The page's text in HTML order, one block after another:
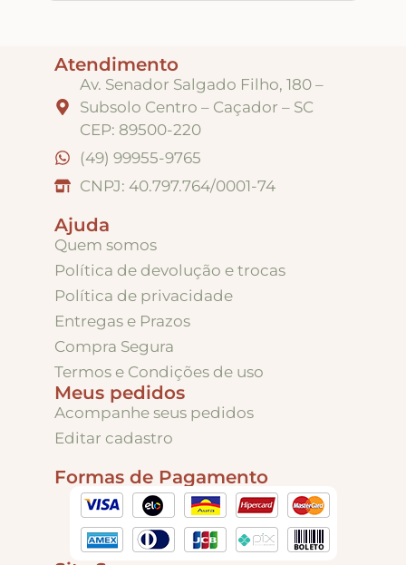
Cordões São Francisco – Cordas
Stencil
Papéis – Scrapbook – Botons
Imagens para Sublimação
Auxiliares
Acabamentos
Pátinas
Base para Artesanato – Primers – Gesso
Atendimento
Av. Senador Salgado Filho, 180 –
Subsolo Centro – Caçador – SC
CEP: 89500-220
(49) 99955-9765
CNPJ: 40.797.764/0001-74
Ajuda
Quem somos
Política de devolução e trocas
Política de privacidade
Entregas e Prazos
Compra Segura
Termos e Condições de uso
Meus pedidos
Acompanhe seus pedidos
Editar cadastro
Formas de Pagamento